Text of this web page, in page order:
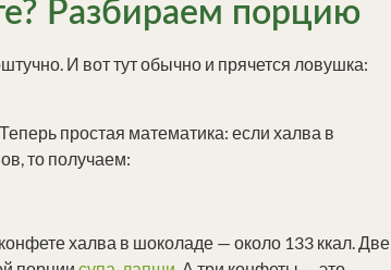
Разбираем порцию
И вот тут обычно и прячется ловушка:
простая математика: если халва в
то получаем:
халва в шоколаде — около 133 ккал. Две